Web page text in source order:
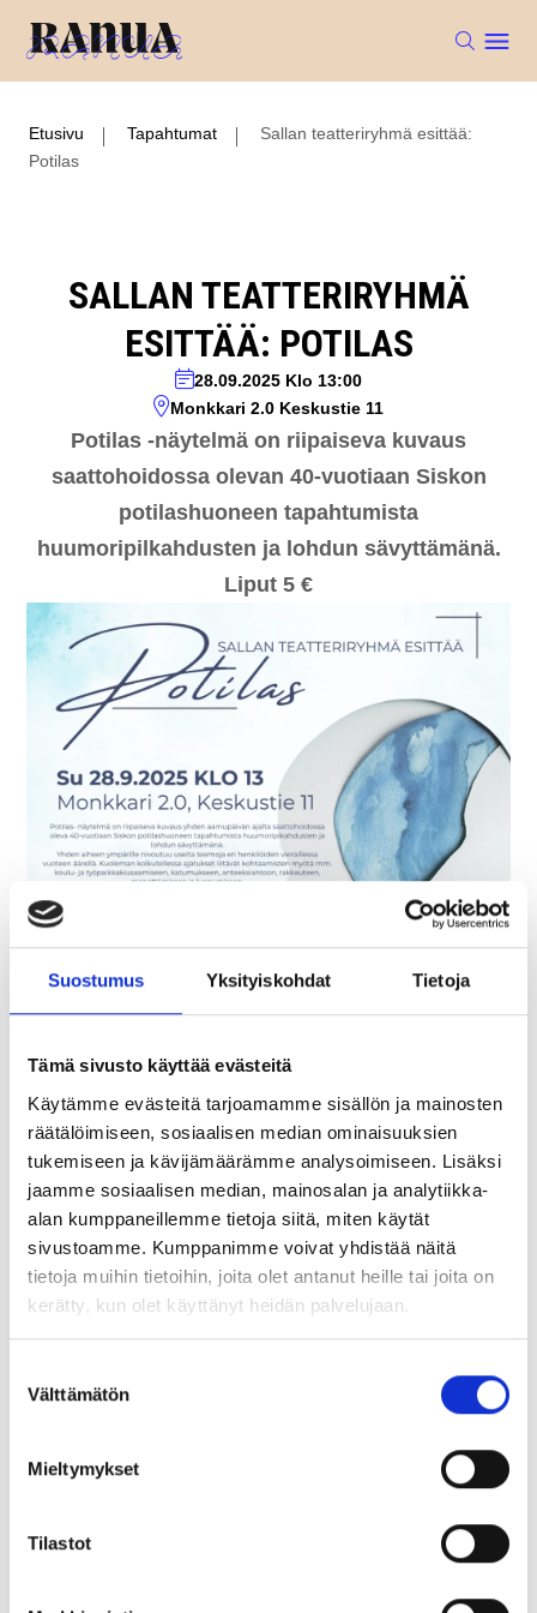
Suostumus Yksityiskohdat Tietoja
Tämä sivusto käyttää evästeitä
Käytämme evästeitä tarjoamamme sisällön ja mainosten
räätälöimiseen, sosiaalisen median ominaisuuksien
tukemiseen ja kävijämäärämme analysoimiseen. Lisäksi
jaamme sosiaalisen median, mainosalan ja analytiikka-
alan kumppaneillemme tietoja siitä, miten käytät
sivustoamme. Kumppanimme voivat yhdistää näitä
tietoja muihin tietoihin, joita olet antanut heille tai joita on
kerätty, kun olet käyttänyt heidän palvelujaan.
valinta
Välttämätön
Mieltymykset
Tilastot
Etusivu Tapahtumat
Sallan teatteriryhmä esittää:
Potilas
SALLAN TEATTERIRYHMÄ
ESITTÄÄ: POTILAS
28.09.2025 Klo 13:00
Monkkari 2.0 Keskustie 11
Potilas -näytelmä on riipaiseva kuvaus
saattohoidossa olevan 40-vuotiaan Siskon
potilashuoneen tapahtumista
huumoripilkahdusten ja lohdun sävyttämänä.
Liput 5 €
UUSIMMAT TAPAHTUMAT